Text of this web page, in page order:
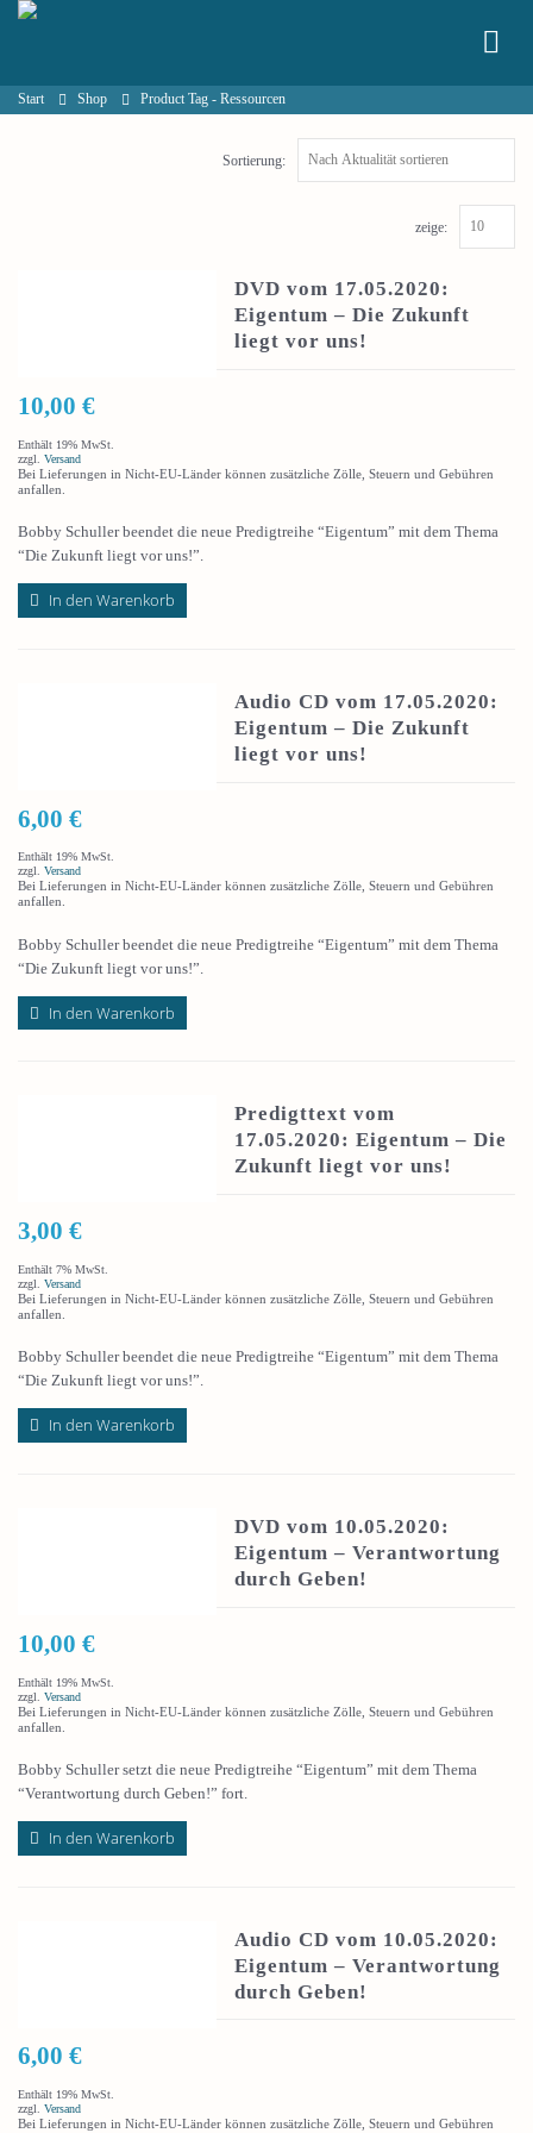
Start Shop Product Tag - Ressourcen
Sortierung:
zeige:
DVD vom 17.05.2020:
Eigentum – Die Zukunft
liegt vor uns!
10,00 €
Enthält 19% MwSt.
zzgl. Versand
Bei Lieferungen in Nicht-EU-Länder können zusätzliche Zölle, Steuern und Gebühren
anfallen.
Bobby Schuller beendet die neue Predigtreihe “Eigentum” mit dem Thema
“Die Zukunft liegt vor uns!”.
In den Warenkorb
Audio CD vom 17.05.2020:
Eigentum – Die Zukunft
liegt vor uns!
6,00 €
Enthält 19% MwSt.
zzgl. Versand
Bei Lieferungen in Nicht-EU-Länder können zusätzliche Zölle, Steuern und Gebühren
anfallen.
Bobby Schuller beendet die neue Predigtreihe “Eigentum” mit dem Thema
“Die Zukunft liegt vor uns!”.
In den Warenkorb
Predigttext vom
17.05.2020: Eigentum – Die
Zukunft liegt vor uns!
3,00 €
Enthält 7% MwSt.
zzgl. Versand
Bei Lieferungen in Nicht-EU-Länder können zusätzliche Zölle, Steuern und Gebühren
anfallen.
Bobby Schuller beendet die neue Predigtreihe “Eigentum” mit dem Thema
“Die Zukunft liegt vor uns!”.
In den Warenkorb
DVD vom 10.05.2020:
Eigentum – Verantwortung
durch Geben!
10,00 €
Enthält 19% MwSt.
zzgl. Versand
Bei Lieferungen in Nicht-EU-Länder können zusätzliche Zölle, Steuern und Gebühren
anfallen.
Bobby Schuller setzt die neue Predigtreihe “Eigentum” mit dem Thema
“Verantwortung durch Geben!” fort.
In den Warenkorb
Audio CD vom 10.05.2020:
Eigentum – Verantwortung
durch Geben!
6,00 €
Enthält 19% MwSt.
zzgl. Versand
Bei Lieferungen in Nicht-EU-Länder können zusätzliche Zölle, Steuern und Gebühren